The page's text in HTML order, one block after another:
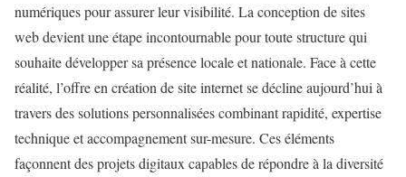
numériques pour assurer leur visibilité. La conception de sites
web devient une étape incontournable pour toute structure qui
souhaite développer sa présence locale et nationale. Face à cette
réalité, l’offre en création de site internet se décline aujourd’hui à
travers des solutions personnalisées combinant rapidité, expertise
technique et accompagnement sur-mesure. Ces éléments
façonnent des projets digitaux capables de répondre à la diversité